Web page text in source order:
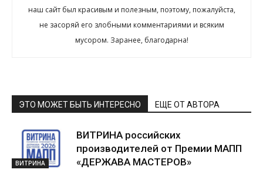
наш сайт был красивым и полезным, поэтому, пожалуйста,
не засоряй его злобными комментариями и всяким
мусором. Заранее, благодарна!
ЭТО МОЖЕТ БЫТЬ ИНТЕРЕСНО ЕЩЕ ОТ АВТОРА
ВИТРИНА
ВИТРИНА российских
производителей от Премии МАПП
«ДЕРЖАВА МАСТЕРОВ»